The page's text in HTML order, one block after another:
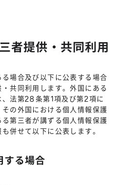
者提供・共同利用
場合及び以下に公表する場合
共同利用します。外国にある
法第28条第1項及び第2項に
の外国における個人情報保護
第三者が講ずる個人情報保護
併せて以下に公表します。
する場合